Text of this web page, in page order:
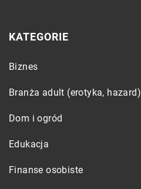
KATEGORIE
Biznes
Branża adult (erotyka, hazard)
Dom i ogród
Edukacja
Finanse osobiste